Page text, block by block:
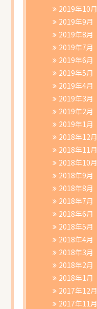
2019年10月
2019年9月
2019年8月
2019年7月
2019年6月
2019年5月
2019年4月
2019年3月
2019年2月
2019年1月
2018年12月
2018年11月
2018年10月
2018年9月
2018年8月
2018年7月
2018年6月
2018年5月
2018年4月
2018年3月
2018年2月
2018年1月
2017年12月
2017年11月